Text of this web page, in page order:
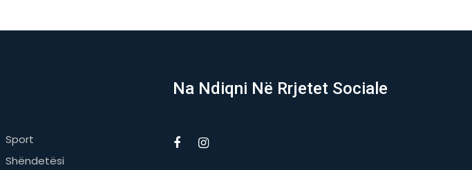
Sport
Shëndetësi
Na Ndiqni Në Rrjetet Sociale